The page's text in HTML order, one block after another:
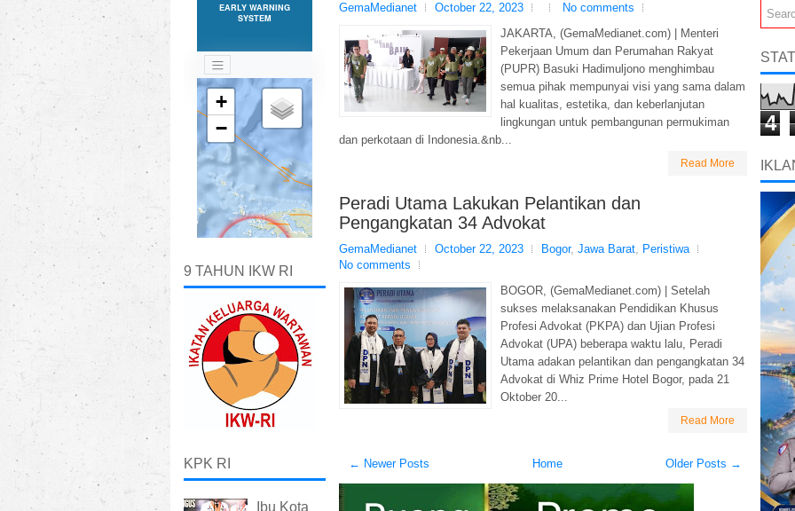
GemaMedianet October 22, 2023
No comments
JAKARTA, (GemaMedianet.com) | Menteri
Pekerjaan Umum dan Perumahan Rakyat
(PUPR) Basuki Hadimuljono menghimbau
semua pihak mempunyai visi yang sama dalam
hal kualitas, estetika, dan keberlanjutan
lingkungan untuk pembangunan permukiman
dan perkotaan di Indonesia.&nb...
Read More
Peradi Utama Lakukan Pelantikan dan
Pengangkatan 34 Advokat
GemaMedianet October 22, 2023 Bogor, Jawa Barat, Peristiwa
No comments
BOGOR, (GemaMedianet.com) | Setelah
sukses melaksanakan Pendidikan Khusus
Profesi Advokat (PKPA) dan Ujian Profesi
Advokat (UPA) beberapa waktu lalu, Peradi
Utama adakan pelantikan dan pengangkatan 34
Advokat di Whiz Prime Hotel Bogor, pada 21
Oktober 20...
Read More
← Newer Posts Older Posts →
Home
9 TAHUN IKW RI
KPK RI
Ibu Kota
4